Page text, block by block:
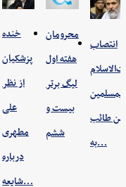
خنده
پزشکیان
از نظر
علی
مطهری
درباره
شایعه…
محرومان
هفته اول
لیگ برتر
بیست و
ششم
انتصاب
طائب
به…